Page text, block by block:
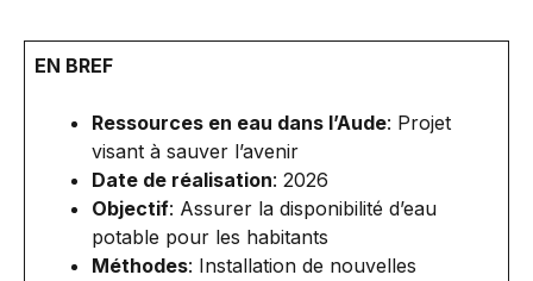
EN BREF
Ressources en eau dans l’Aude: Projet
visant à sauver l’avenir
Date de réalisation: 2026
Objectif: Assurer la disponibilité d’eau
potable pour les habitants
Méthodes: Installation de nouvelles